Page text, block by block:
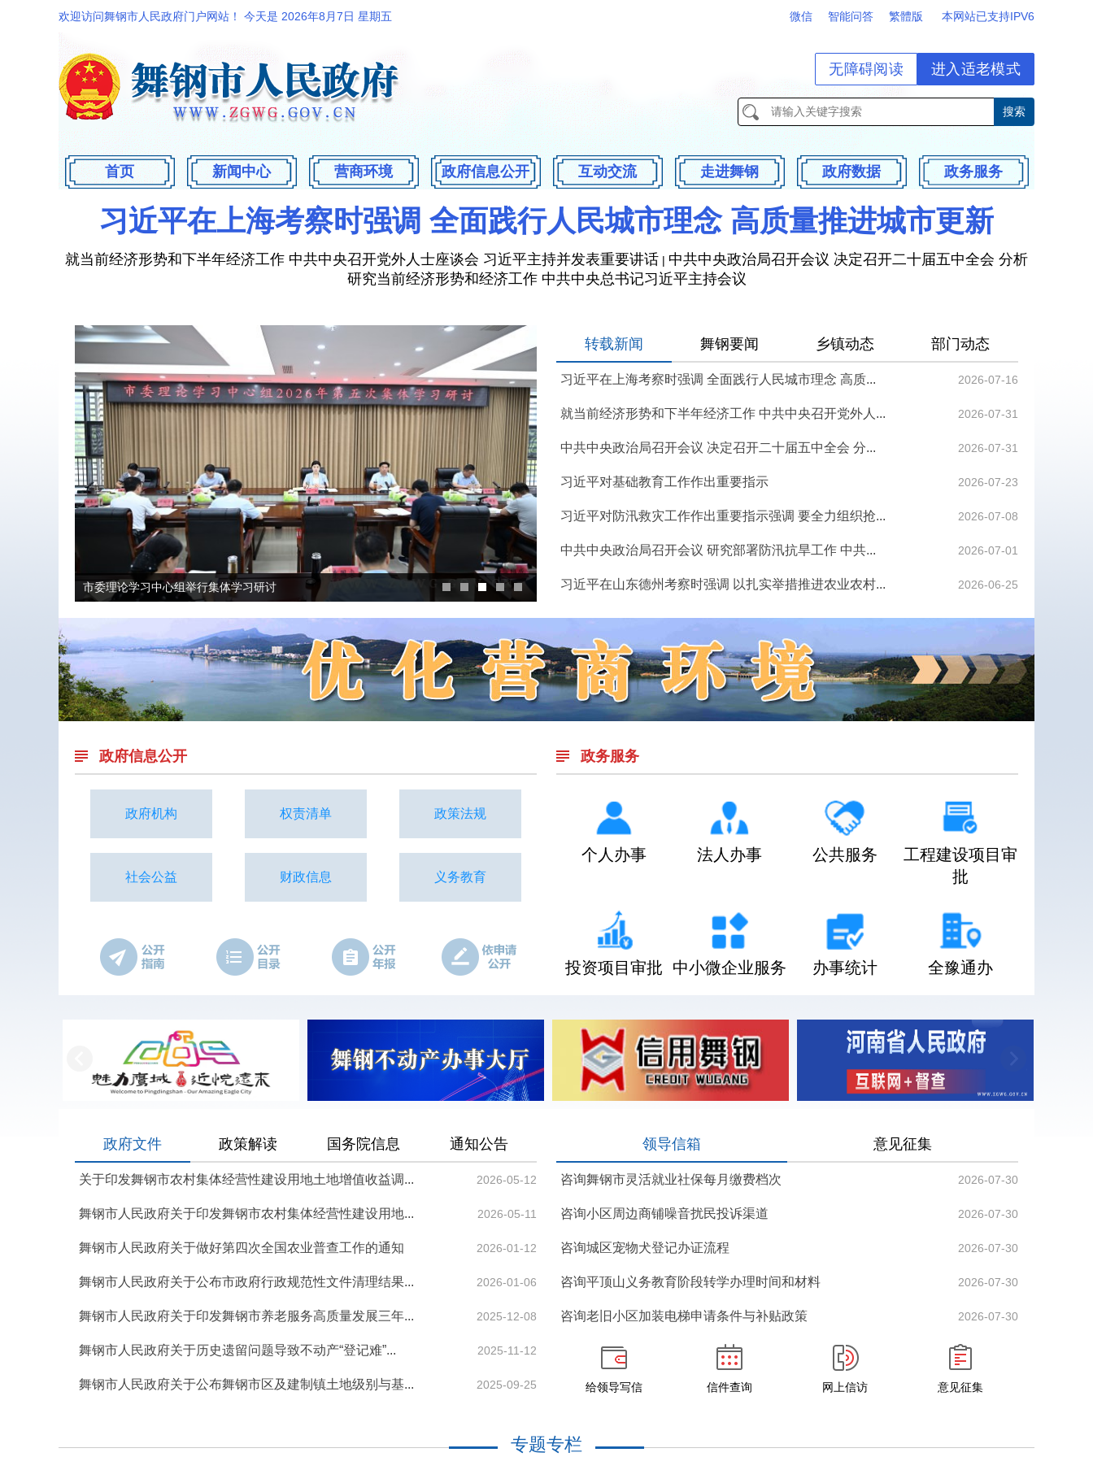
欢迎访问舞钢市人民政府门户网站！ 今天是 2026年8月7日 星期五 微信 智能问答 繁體版 本网站已支持IPV6
进入适老模式
无障碍阅读
首页 新闻中心 营商环境 政府信息公开 互动交流 走进舞钢 政府数据 政务服务
习近平在上海考察时强调 全面践行人民城市理念 高质量推进城市更新
就当前经济形势和下半年经济工作 中共中央召开党外人士座谈会 习近平主持并发表重要讲话 | 中共中央政治局召开会议 决定召开二十届五中全会 分析
研究当前经济形势和经济工作 中共中央总书记习近平主持会议
市委理论学习中心组举行集体学习研讨 马向阳主持召开市政府常务会议 我市召开法治政
转载新闻 舞钢要闻 乡镇动态 部门动态
习近平在上海考察时强调 全面践行人民城市理念 高质... 2026-07-16
就当前经济形势和下半年经济工作 中共中央召开党外人... 2026-07-31
中共中央政治局召开会议 决定召开二十届五中全会 分... 2026-07-31
习近平对基础教育工作作出重要指示 2026-07-23
习近平对防汛救灾工作作出重要指示强调 要全力组织抢... 2026-07-08
中共中央政治局召开会议 研究部署防汛抗旱工作 中共... 2026-07-01
习近平在山东德州考察时强调 以扎实举措推进农业农村... 2026-06-25
政府信息公开
政府机构 权责清单 政策法规
社会公益 财政信息 义务教育
政务服务
个人办事 法人办事 公共服务
工程建设项目审
批
投资项目审批 中小微企业服务 办事统计 全豫通办
政府文件 政策解读 国务院信息 通知公告
关于印发舞钢市农村集体经营性建设用地土地增值收益调... 2026-05-12
舞钢市人民政府关于印发舞钢市农村集体经营性建设用地... 2026-05-11
舞钢市人民政府关于做好第四次全国农业普查工作的通知 2026-01-12
舞钢市人民政府关于公布市政府行政规范性文件清理结果... 2026-01-06
舞钢市人民政府关于印发舞钢市养老服务高质量发展三年... 2025-12-08
舞钢市人民政府关于历史遗留问题导致不动产“登记难”... 2025-11-12
舞钢市人民政府关于公布舞钢市区及建制镇土地级别与基... 2025-09-25
领导信箱 意见征集
咨询舞钢市灵活就业社保每月缴费档次 2026-07-30
咨询小区周边商铺噪音扰民投诉渠道 2026-07-30
咨询城区宠物犬登记办证流程 2026-07-30
咨询平顶山义务教育阶段转学办理时间和材料 2026-07-30
咨询老旧小区加装电梯申请条件与补贴政策 2026-07-30
给领导写信 信件查询 网上信访 意见征集
专题专栏